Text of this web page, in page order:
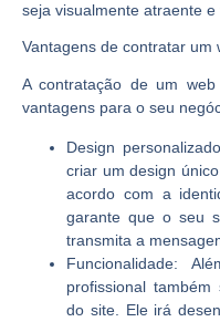
seja visualmente atraente e
Vantagens de contratar um
A contratação de um
vantagens para o seu
Design
criar um design
acordo com a
garante que o seu
transmita a
Funcionalidade:
profissional
do site. Ele irá